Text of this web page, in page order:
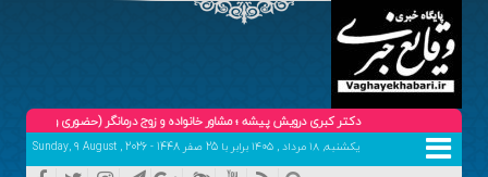
دکتر کبری درویش پیشه ؛ مشاور خانواده و زوج درمانگر (حضوری و تلفنی ) تلفن
یکشنبه, ۱۸ مرداد , ۱۴۰۵ برابر با 25 صفر 1448 - Sunday, 9 August , 2026